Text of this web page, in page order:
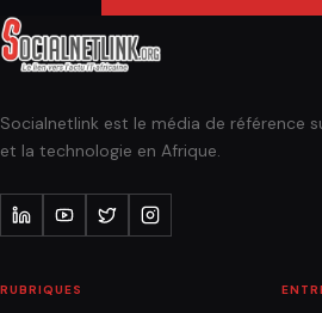
Socialnetlink est le média de référence
et la technologie en Afrique.
RUBRIQUES